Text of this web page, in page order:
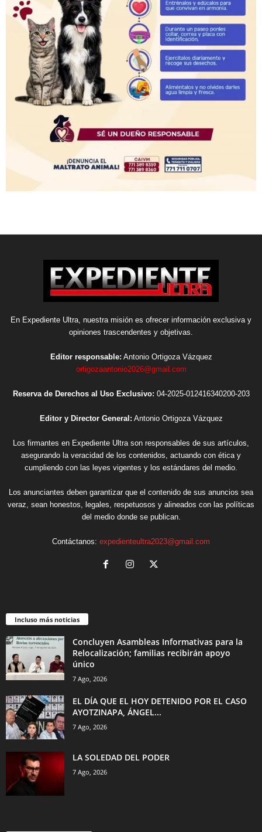
En Expediente Ultra, nuestra misión es ofrecer información exclusiva y
opiniones trascendentes y objetivas.
Editor responsable: Antonio Ortigoza Vázquez
ortigozaantonio2026@gmail.com
Reserva de Derechos al Uso Exclusivo: 04-2025-012416340200-203
Editor y Director General: Antonio Ortigoza Vázquez
Los firmantes en Expediente Ultra son responsables de sus artículos,
asegurando la veracidad de los contenidos, actuando con ética y
cumpliendo con las leyes vigentes y los estándares del medio.
Los anunciantes deben garantizar que el contenido de sus anuncios sea
veraz, sean honestos, legales, respetuosos y alineados con las políticas
del medio donde se publican.
Contáctanos: expedienteultra2023@gmail.com
Incluso más noticias
Concluyen Asambleas Informativas para la
Relocalización; familias recibirán apoyo
único
7 Ago, 2026
EL DÍA QUE EL HOY DETENIDO POR EL CASO
AYOTZINAPA, ÁNGEL...
7 Ago, 2026
LA SOLEDAD DEL PODER
7 Ago, 2026